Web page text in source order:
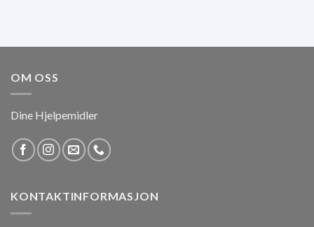
OM OSS
Dine Hjelpemidler
KONTAKTINFORMASJON